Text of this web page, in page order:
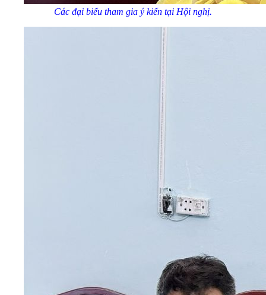
Các đại biểu tham gia ý kiến tại Hội nghị.